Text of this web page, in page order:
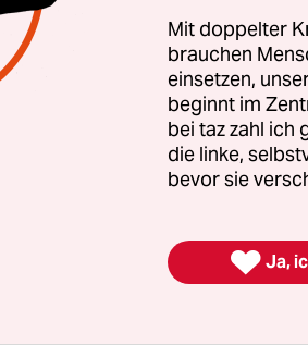
von Wohngemeinschaften
Oder ist es das
Doch wie gestaltet sich
Zappa zu seinem
Buch nähern sich diesem
des Menschen hinter dem
Mit doppelter
brauchen
einsetzen,
beginnt im
bei taz zahl ich
die linke,
bevor sie
 Ja,